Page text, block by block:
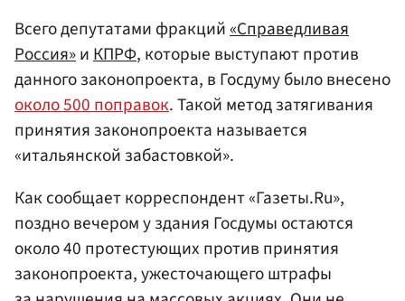
Всего депутатами фракций«Справедливая
Россия»иКПРФ, которые выступают против
данного законопроекта, в Госдуму было внесено
около 500 поправок. Такой метод затягивания
принятия законопроекта называется
«итальянской забастовкой».
Как сообщает корреспондент «Газеты.Ru»,
поздно вечером у здания Госдумы остаются
около 40 протестующих против принятия
законопроекта, ужесточающего штрафы